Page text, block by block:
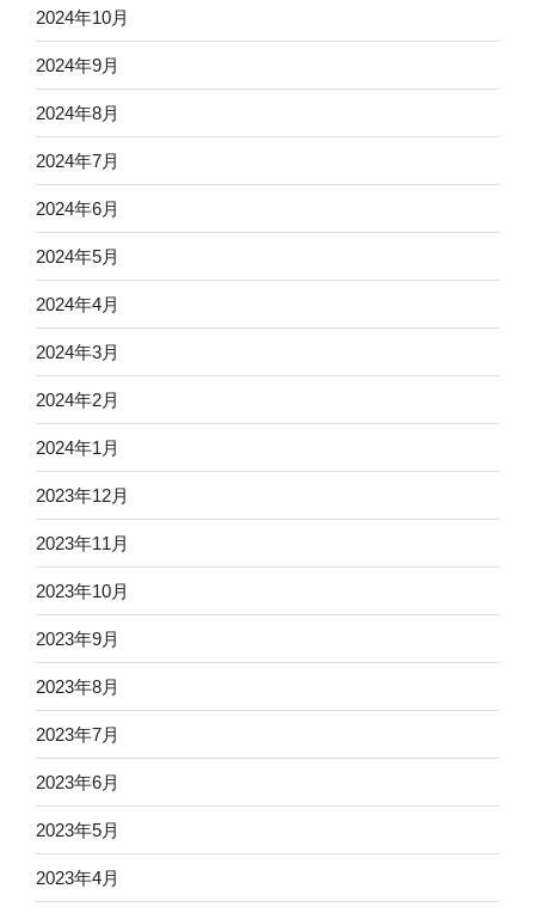
2024年10月
2024年9月
2024年8月
2024年7月
2024年6月
2024年5月
2024年4月
2024年3月
2024年2月
2024年1月
2023年12月
2023年11月
2023年10月
2023年9月
2023年8月
2023年7月
2023年6月
2023年5月
2023年4月